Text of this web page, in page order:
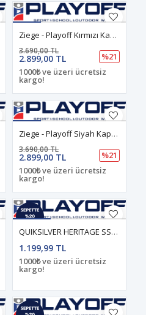
Ziege - Playoff Kırmızı Kapüşonlu Yağmurluk & Rüzgarlık Teknik Ceket
2.899,00 TL
3.690,00 TL
%21
1000₺ ve üzeri ücretsiz
kargo!
Ziege - Playoff Siyah Kapüşonlu Yağmurluk & Rüzgarlık Teknik Ceket
2.899,00 TL
3.690,00 TL
%21
1000₺ ve üzeri ücretsiz
kargo!
QUIKSILVER HERITAGE SS Bright White - Solid ERKEK ÇOCUK T-SHIRT
1.199,99 TL
1000₺ ve üzeri ücretsiz
kargo!